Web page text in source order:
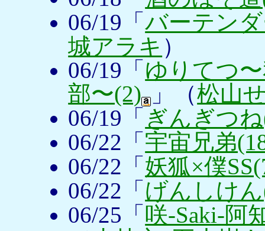
06/19「バーテンダ
城アラキ ）
06/19「 ゆりてつ
部〜(2)
」（松山
06/19「 ぎんぎつ
06/22「 宇宙兄弟
06/22「 妖狐×僕
06/22「 げんしけ
06/25「 咲-Saki-阿